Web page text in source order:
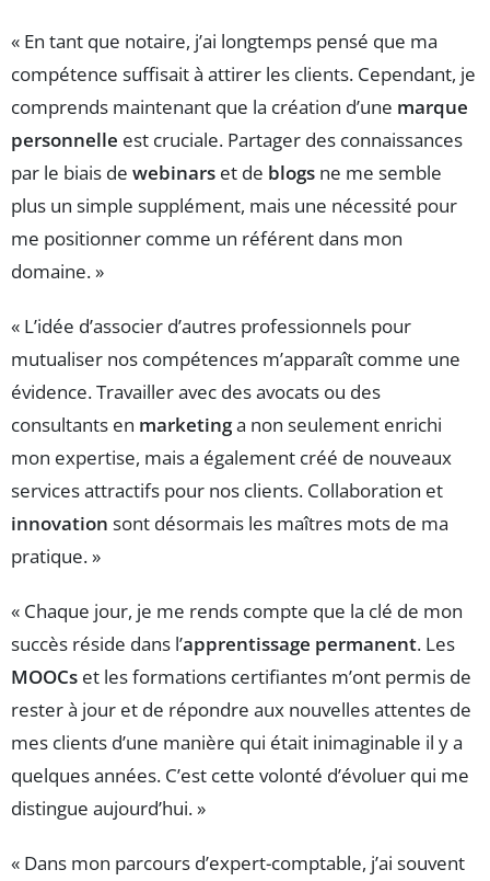
« En tant que notaire, j’ai longtemps pensé que ma
compétence suffisait à attirer les clients. Cependant, je
comprends maintenant que la création d’une marque
personnelle est cruciale. Partager des connaissances
par le biais de webinars et de blogs ne me semble
plus un simple supplément, mais une nécessité pour
me positionner comme un référent dans mon
domaine. »
« L’idée d’associer d’autres professionnels pour
mutualiser nos compétences m’apparaît comme une
évidence. Travailler avec des avocats ou des
consultants en marketinga non seulement enrichi
mon expertise, mais a également créé de nouveaux
services attractifs pour nos clients. Collaboration et
innovation sont désormais les maîtres mots de ma
pratique. »
« Chaque jour, je me rends compte que la clé de mon
succès réside dans l’apprentissage permanent. Les
MOOCs et les formations certifiantes m’ont permis de
rester à jour et de répondre aux nouvelles attentes de
mes clients d’une manière qui était inimaginable il y a
quelques années. C’est cette volonté d’évoluer qui me
distingue aujourd’hui. »
« Dans mon parcours d’expert-comptable, j’ai souvent